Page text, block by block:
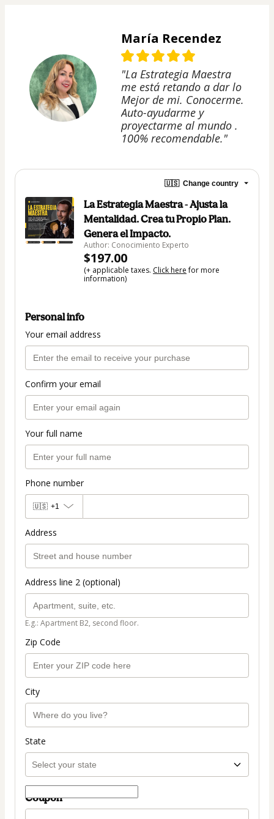
María Recendez
"La Estrategia Maestra
me está retando a dar lo
Mejor de mi. Conocerme.
Auto-ayudarme y
proyectarme al mundo .
100% recomendable."
🇺🇸 Change country
La Estrategia Maestra - Ajusta la
Mentalidad. Crea tu Propio Plan.
Genera el Impacto.
Author: Conocimiento Experto
$197.00
(+ applicable taxes. Click herefor more
information)
Personal info
Your email address
Confirm your email
Your full name
Phone number
🇺🇸 +1
Address
Address line 2 (optional)
E.g.: Apartment B2, second floor.
Zip Code
City
State
Coupon